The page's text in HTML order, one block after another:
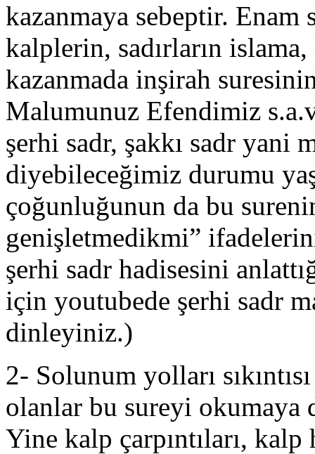
kazanmaya sebeptir.
kalplerin, sadırların
kazanmada inşirah
Malumunuz Efendimiz
şerhi sadr, şakkı sadr yani
diyebileceğimiz durumu
çoğunluğunun da bu
genişletmedikmi”
şerhi sadr hadisesini
için youtubede şerhi sadr
dinleyiniz.)
2- Solunum yolları
olanlar bu sureyi okumaya
Yine kalp çarpıntıları,